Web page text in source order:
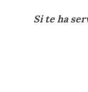
Si te ha